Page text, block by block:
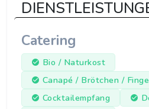
Catering
Bio / Naturkost
Canapé / Brötchen /
Cocktailempfang